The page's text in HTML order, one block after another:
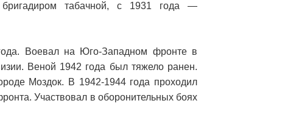
табачной, с 1931 года —
Воевал на Юго-Западном фронте в
Веной 1942 года был тяжело ранен.
Моздок. В 1942-1944 года проходил
Участвовал в оборонительных боях